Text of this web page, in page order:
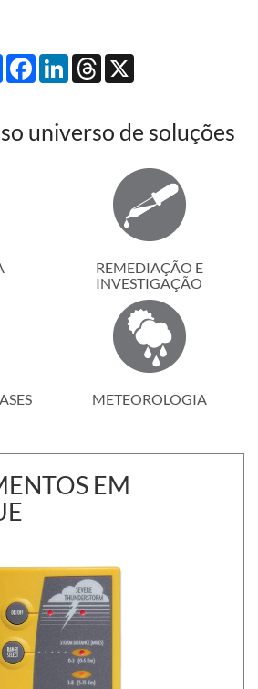
Compartilhar
FacebookLinkedInThreads
universo de soluções
REMEDIAÇÃO E
INVESTIGAÇÃO
METEOROLOGIA
EM